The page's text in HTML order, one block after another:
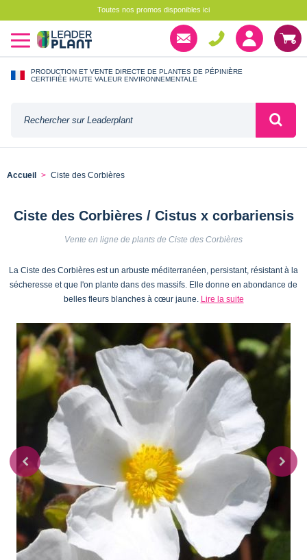
Toutes nos promos disponibles ici
PRODUCTION ET VENTE DIRECTE DE PLANTES DE PÉPINIÈRE
CERTIFIÉE HAUTE VALEUR ENVIRONNEMENTALE
Accueil Ciste des Corbières
Ciste des Corbières / Cistus x corbariensis
Vente en ligne de plants de Ciste des Corbières
La Ciste des Corbières est un arbuste méditerranéen, persistant, résistant à la
sécheresse et que l'on plante dans des massifs. Elle donne en abondance de
belles fleurs blanches à cœur jaune. Lire la suite